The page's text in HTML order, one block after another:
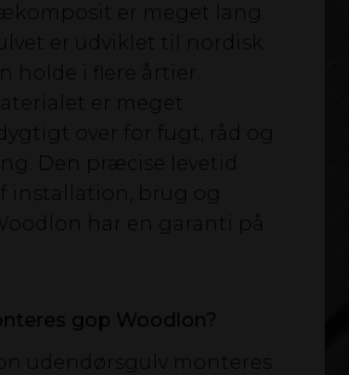
er meget lang.
er udviklet til nordisk
holde i flere årtier.
er meget
over for fugt, råd og
Den præcise levetid
installation, brug og
har en garanti på
gop Woodlon?
udendørsgulv monteres